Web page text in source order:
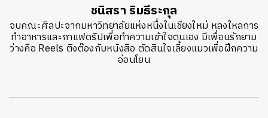
ชนิสรา ริมธีระกุล
จบคณะศิลปะจากมหาวิทยาลัยแห่งหนึ่งในเชียงใหม่ หลงใหลการ
ทำอาหารและกาแฟดริปเพื่อทำความเข้าใจตนเอง มีเพื่อนรักยาม
ว่างคือ Reels ติงต๊องกับหนังสือ ตัดสินใจเลี้ยงแมวเพื่อฝึกความ
อ่อนโยน